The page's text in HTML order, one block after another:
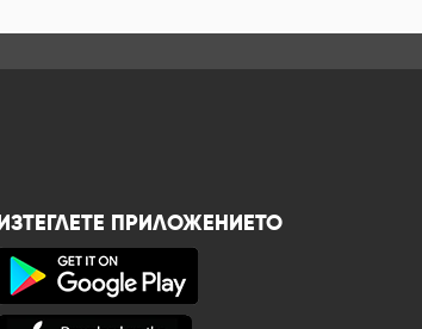
ИЗТЕГЛЕТЕ ПРИЛОЖЕНИЕТО